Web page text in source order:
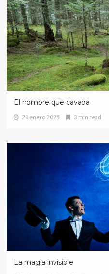
El hombre que cavaba
28 enero 2025 3 min read
La magia invisible